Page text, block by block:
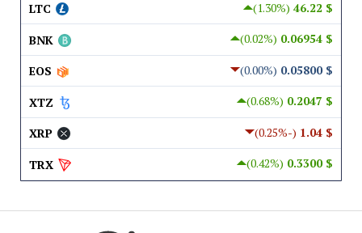
$ 46.22
(1.30%)
LTC
$ 0.06954
(0.02%)
BNK
$ 0.05800
(0.00%)
EOS
$ 0.2047
(0.68%)
XTZ
$ 1.04
(-0.25%)
XRP
$ 0.3300
(0.42%)
TRX